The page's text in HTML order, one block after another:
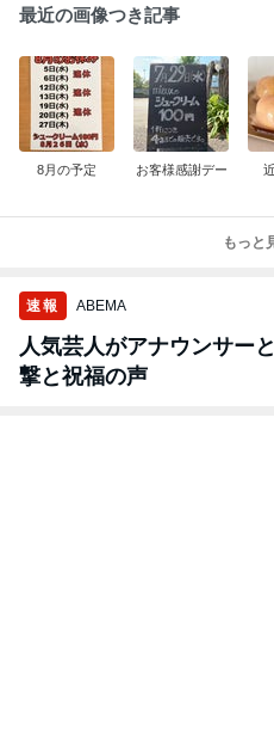
最近の画像つき記事
8月の予定 お客様感謝デー
もっと
速報 ABEMA
人気芸人がアナウンサー
撃と祝福の声